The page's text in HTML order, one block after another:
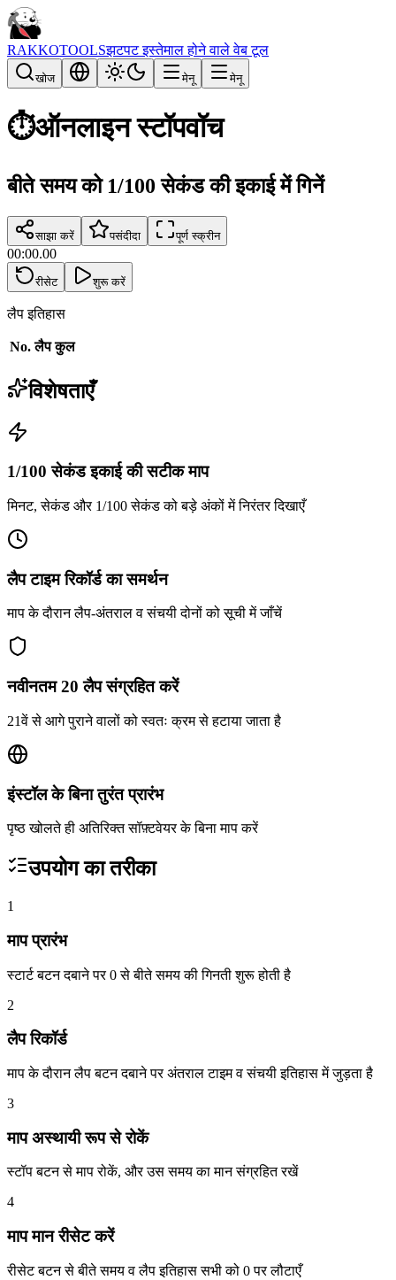
RAKKOTOOLSझटपट इस्तेमाल होने वाले वेब टूल
खोज मेनू मेनू
⏱️ऑनलाइन स्टॉपवॉच
बीते समय को 1/100 सेकंड की इकाई में गिनें
साझा करें पसंदीदा पूर्ण स्क्रीन
00:00.00
रीसेट शुरू करें
लैप इतिहास
No. लैप कुल
विशेषताएँ
1/100 सेकंड इकाई की सटीक माप
मिनट, सेकंड और 1/100 सेकंड को बड़े अंकों में निरंतर दिखाएँ
लैप टाइम रिकॉर्ड का समर्थन
माप के दौरान लैप-अंतराल व संचयी दोनों को सूची में जाँचें
नवीनतम 20 लैप संग्रहित करें
21वें से आगे पुराने वालों को स्वतः क्रम से हटाया जाता है
इंस्टॉल के बिना तुरंत प्रारंभ
पृष्ठ खोलते ही अतिरिक्त सॉफ़्टवेयर के बिना माप करें
उपयोग का तरीका
1
माप प्रारंभ
स्टार्ट बटन दबाने पर 0 से बीते समय की गिनती शुरू होती है
2
लैप रिकॉर्ड
माप के दौरान लैप बटन दबाने पर अंतराल टाइम व संचयी इतिहास में जुड़ता है
3
माप अस्थायी रूप से रोकें
स्टॉप बटन से माप रोकें, और उस समय का मान संग्रहित रखें
4
माप मान रीसेट करें
रीसेट बटन से बीते समय व लैप इतिहास सभी को 0 पर लौटाएँ